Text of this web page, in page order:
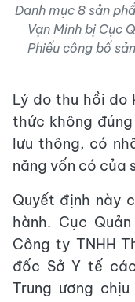
Danh mục 8 sản
Vạn Minh bị Cục
Phiếu công bố
Lý do thu hồi do
thức không
lưu thông, có
năng vốn có của
Quyết định này
hành. Cục
Công ty TNHH
đốc Sở Y tế
Trung ương